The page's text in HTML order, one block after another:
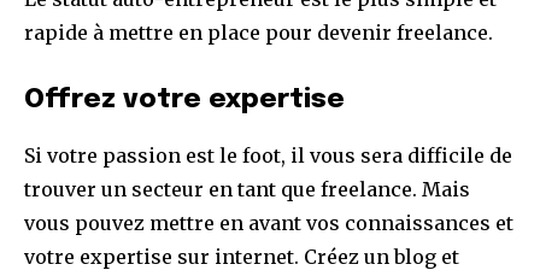
rapide à mettre en place pour devenir freelance.
Offrez votre expertise
Si votre passion est le foot, il vous sera difficile de
trouver un secteur en tant que freelance. Mais
vous pouvez mettre en avant vos connaissances et
votre expertise sur internet. Créez un blog et